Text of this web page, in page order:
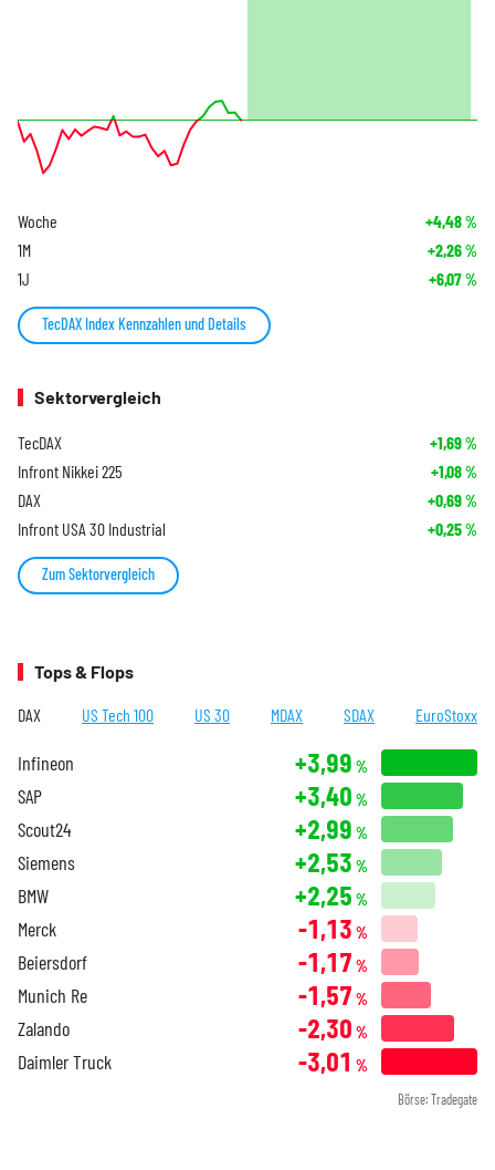
Woche +4,48%
1M +2,26%
1J +6,07%
TecDAX Index Kennzahlen und Details
Sektorvergleich
TecDAX +1,69%
Infront Nikkei 225 +1,08%
DAX +0,69%
Infront USA 30 Industrial +0,25%
Zum Sektorvergleich
Tops & Flops
DAX US Tech 100 US 30 MDAX SDAX EuroStoxx
Infineon +3,99 %
SAP +3,40 %
Scout24 +2,99 %
Siemens +2,53 %
BMW +2,25 %
Merck -1,13 %
Beiersdorf -1,17 %
Munich Re -1,57 %
Zalando -2,30 %
Daimler Truck -3,01 %
Börse: Tradegate